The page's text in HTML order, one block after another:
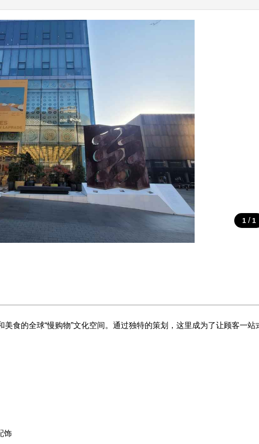
1 / 1
食的全球“慢购物”文化空间。通过独特的策划，这里成为了让顾客一站
饰